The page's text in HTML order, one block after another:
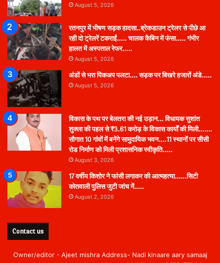
August 5, 2026
रतनपुर में भीषण सड़क हादसा..ब्रेकडाउन ट्रेलर से पीछे आ
रही दो ट्रेलरें टकराईं….. चालक कैबिन में फंसा….. गंभीर
हालत में अस्पताल रेफर…..
August 5, 2026
अंडों से भरा पिकअप पलटा…. सड़क पर बिखरे हजारों अंडे…..
August 5, 2026
विकास के पथ पर बेलतरा की नई उड़ान… विधायक सुशांत
शुक्ला की पहल से ₹3.61 करोड़ के विकास कार्यों की मिली…….
सौगात 10 गांवों में बनेंगे सामुदायिक भवन….11 स्थानों पर सीसी
रोड निर्माण को मिली प्रशासनिक स्वीकृति…..
August 3, 2026
17 वर्षीय किशोर ने फांसी लगाकर की आत्महत्या……सिटी
कोतवाली पुलिस जुटी जांच में…..
August 2, 2026
Contact us
Owner/editor - Ajeet mishra Address- Nadi kinaare aary samaaj